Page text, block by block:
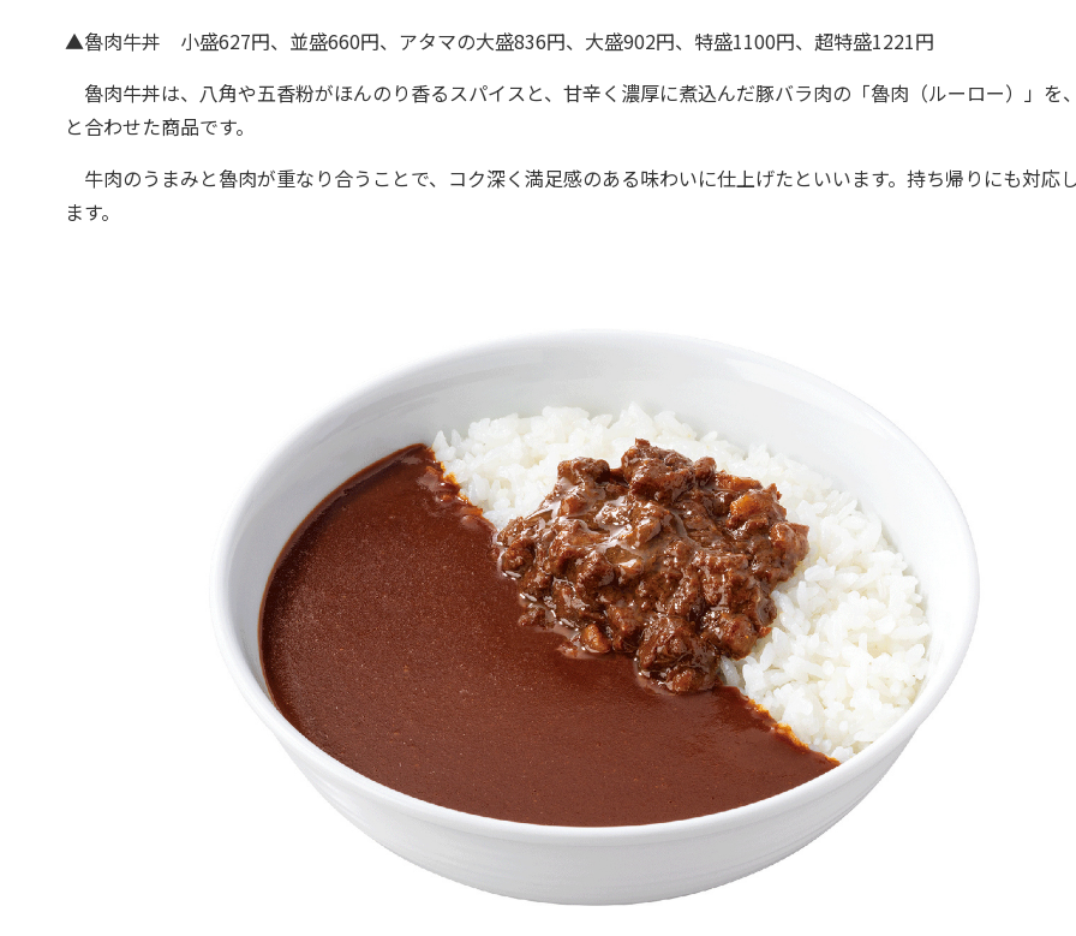
▲魯肉牛丼 小盛627円、並盛660円、アタマの大盛836円、大盛902円、特盛1100円、超特盛1221円
魯肉牛丼は、八角や五香粉がほんのり香るスパイスと、甘辛く濃厚に煮込んだ豚バラ肉の「魯肉（ルーロー）」を
と合わせた商品です。
牛肉のうまみと魯肉が重なり合うことで、コク深く満足感のある味わいに仕上げたといいます。持ち帰りにも対応
ます。